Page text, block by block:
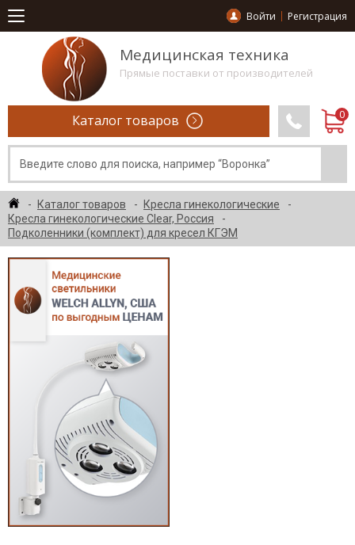
Войти Регистрация
Медицинская техника
Прямые поставки от производителей
Каталог товаров
Каталог товаров
Кресла гинекологические
Кресла гинекологические Clear, Россия
Подколенники (комплект) для кресел КГЭМ